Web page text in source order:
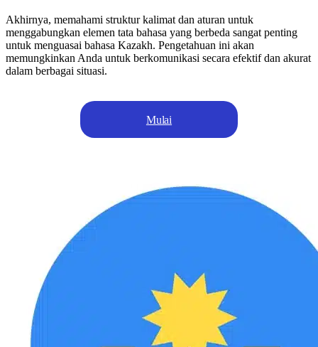
Akhirnya, memahami struktur kalimat dan aturan untuk
menggabungkan elemen tata bahasa yang berbeda sangat penting
untuk menguasai bahasa Kazakh. Pengetahuan ini akan
memungkinkan Anda untuk berkomunikasi secara efektif dan akurat
dalam berbagai situasi.
Mulai